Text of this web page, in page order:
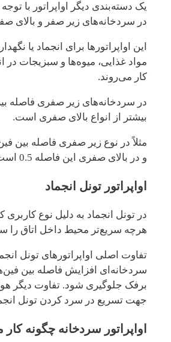
یک دسته‌بندی دیگر اواپراتور با
در سردخانه‌های زیر صفر و بالای
این اواپراتورها برای انجماد یا
مواد غذایی، میوه‌ها و سبزیجات در
کار می‌روند.
در سردخانه‌های زیر صفری فاصله
بیشتر از انواع بالای صفری است.
و در بالای صفری این فاصله 0.5 است.
اواپراتور تونل انجماد
در تونل انجماد به دلیل نوع کاربری
هرچه سریع‌تر محیط داخل اتاق را
تفاوت اصلی اواپراتورهای تونل
سردخانه‌ای افزایش فاصله بین
برفک جلوگیری شود. تفاوت دیگر
جهت تسریع در سرد کردن تونل
اواپراتور سردخانه چگونه